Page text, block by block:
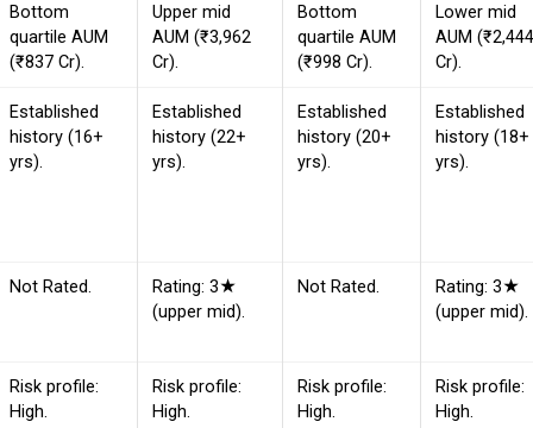
Bottom
quartile AUM
(₹837 Cr).
Upper mid
AUM (₹3,962
Cr).
Bottom
quartile AUM
(₹998 Cr).
Lower mid
AUM (₹2,444
Cr).
Established
history (16+
yrs).
Established
history (22+
yrs).
Established
history (20+
yrs).
Established
history (18+
yrs).
Not Rated.
Rating: 3★
(upper mid).
Not Rated.
Rating: 3★
(upper mid).
Risk profile:
High.
Risk profile:
High.
Risk profile:
High.
Risk profile:
High.